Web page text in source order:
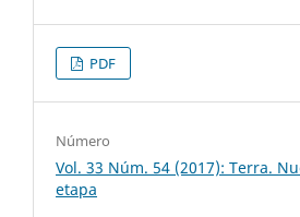
PDF
Número
Vol. 33 Núm. 54 (2017): Terra.
etapa